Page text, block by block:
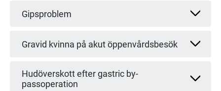
Gipsproblem
Gravid kvinna på akut öppenvårdsbesök
Hudöverskott efter gastric by-
passoperation